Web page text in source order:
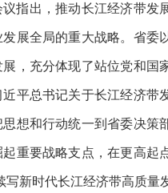
指出，推动长江经济带发
展全局的重大战略。省委
，充分体现了站位党和国
平总书记关于长江经济带
想和行动统一到省委决策
重要战略支点，在更高起
写新时代长江经济带高质量